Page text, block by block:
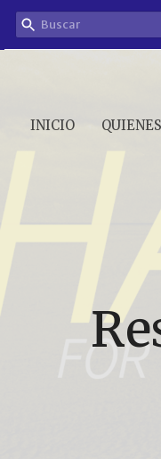
INICIO